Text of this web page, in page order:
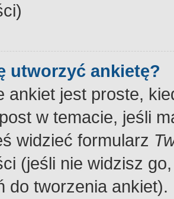
utworzyć ankietę?
ankiet jest proste,
w temacie, jeśli
widzieć formularz
(jeśli nie widzisz
do tworzenia